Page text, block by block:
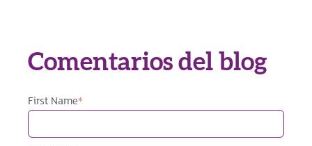
Comentarios del blog
First Name*